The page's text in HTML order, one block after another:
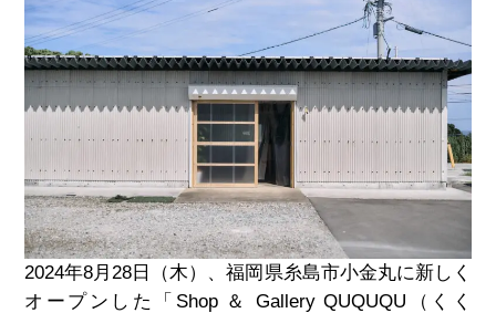
2024年8月28日（木）、福岡県糸島市小金丸に新しく
オープンした「 Shop ＆ Gallery QUQUQU （くく